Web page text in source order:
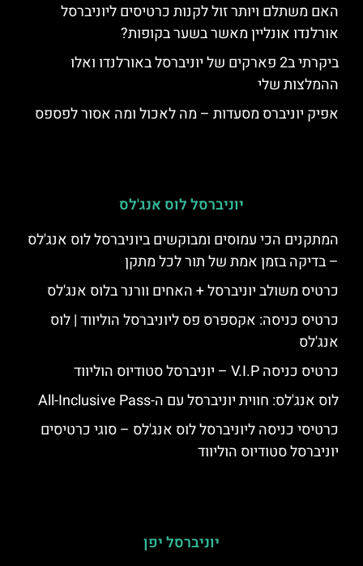
האם משתלם ויותר זול לקנות כרטיסים ליוניברסל
אורלנדו אונליין מאשר בשער בקופות?
ביקרתי ב2 פארקים של יוניברסל באורלנדו ואלו
ההמלצות שלי
אפיק יוניברס מסעדות – מה לאכול ומה אסור לפספס
יוניברסל לוס אנג'לס
המתקנים הכי עמוסים ומבוקשים ביוניברסל לוס אנג'לס
– בדיקה בזמן אמת של תור לכל מתקן
כרטיס משולב יוניברסל + האחים וורנר בלוס אנג'לס
כרטיס כניסה: אקספרס פס ליוניברסל הוליווד | לוס
אנג'לס
כרטיס כניסה V.I.P – יוניברסל סטודיוס הוליווד
לוס אנג'לס: חווית יוניברסל עם ה-All-Inclusive Pass
כרטיסי כניסה ליוניברסל לוס אנג'לס – סוגי כרטיסים
יוניברסל סטודיוס הוליווד
יוניברסל יפן